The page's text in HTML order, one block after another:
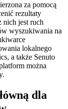
za pomocą
rezultaty
nich jest ruch
wyszukiwania na
lokalnego
a także Senuto
można
dla